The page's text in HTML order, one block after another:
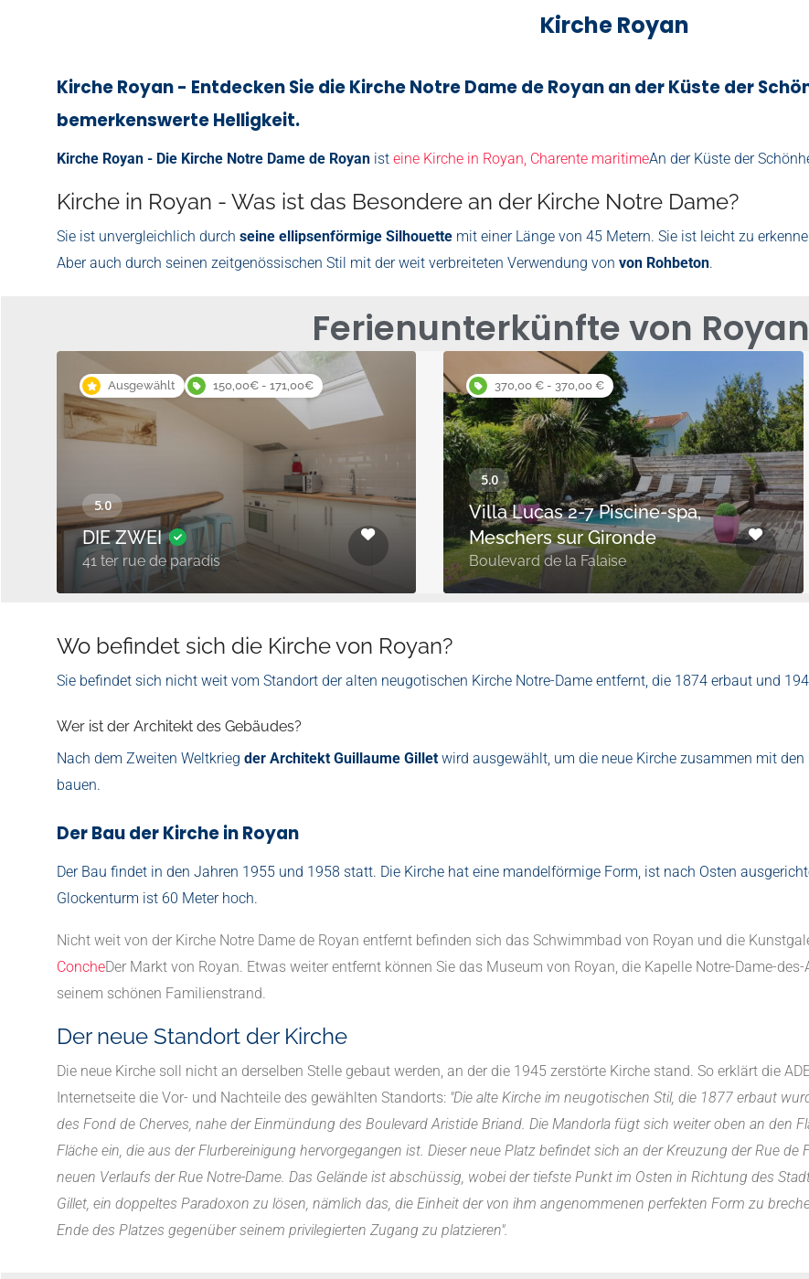
Kirche Royan
Kirche Royan - Entdecken Sie die Kirche Notre Dame de Royan an der Küste der
bemerkenswerte Helligkeit.
Kirche Royan - Die Kirche Notre Dame de Royan ist eine Kirche in Royan, Charente maritimeAn der Küste der
Kirche in Royan - Was ist das Besondere an der Kirche Notre Dame?
Sie ist unvergleichlich durch seine ellipsenförmige Silhouette mit einer Länge von 45 Metern. Sie ist leicht zu
Aber auch durch seinen zeitgenössischen Stil mit der weit verbreiteten Verwendung von von Rohbeton.
Ferienunterkünfte von
Ausgewählt 150,00€ - 171,00€
DIE ZWEI
41 ter rue de paradis
370,00 € - 370,00 €
Villa Lucas 2-7 Piscine-spa,
Meschers sur Gironde
Boulevard de la Falaise
Wo befindet sich die Kirche von Royan?
Sie befindet sich nicht weit vom Standort der alten neugotischen Kirche Notre-Dame entfernt, die 1874 erbaut und
Wer ist der Architekt des Gebäudes?
Nach dem Zweiten Weltkrieg der Architekt Guillaume Gillet wird ausgewählt, um die neue Kirche zusammen mit
bauen.
Der Bau der Kirche in Royan
Der Bau findet in den Jahren 1955 und 1958 statt. Die Kirche hat eine mandelförmige Form, ist nach Osten
Glockenturm ist 60 Meter hoch.
Nicht weit von der Kirche Notre Dame de Royan entfernt befinden sich das Schwimmbad von Royan und die
ConcheDer Markt von Royan. Etwas weiter entfernt können Sie das Museum von Royan, die Kapelle Notre-Dame-des-
seinem schönen Familienstrand.
Der neue Standort der Kirche
Die neue Kirche soll nicht an derselben Stelle gebaut werden, an der die 1945 zerstörte Kirche stand. So erklärt die
Internetseite die Vor- und Nachteile des gewählten Standorts: "Die alte Kirche im neugotischen Stil, die 1877 erbaut
des Fond de Cherves, nahe der Einmündung des Boulevard Aristide Briand. Die Mandorla fügt sich weiter oben an den
Fläche ein, die aus der Flurbereinigung hervorgegangen ist. Dieser neue Platz befindet sich an der Kreuzung der Rue
neuen Verlaufs der Rue Notre-Dame. Das Gelände ist abschüssig, wobei der tiefste Punkt im Osten in Richtung des
Gillet, ein doppeltes Paradoxon zu lösen, nämlich das, die Einheit der von ihm angenommenen perfekten Form zu
Ende des Platzes gegenüber seinem privilegierten Zugang zu platzieren".